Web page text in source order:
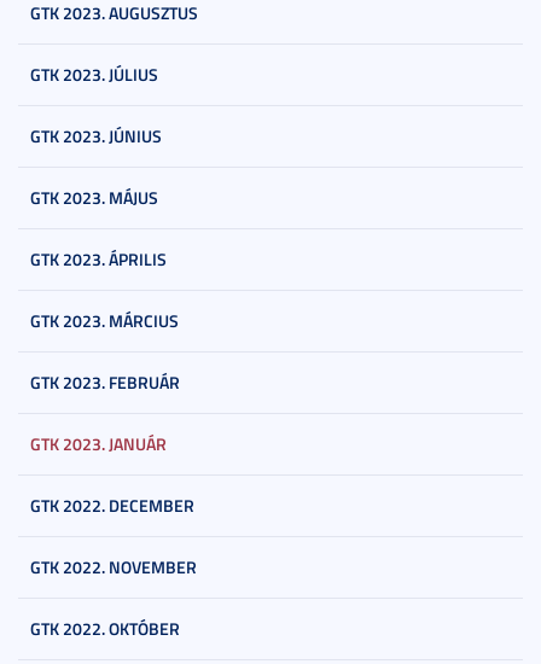
GTK 2023. AUGUSZTUS
GTK 2023. JÚLIUS
GTK 2023. JÚNIUS
GTK 2023. MÁJUS
GTK 2023. ÁPRILIS
GTK 2023. MÁRCIUS
GTK 2023. FEBRUÁR
GTK 2023. JANUÁR
GTK 2022. DECEMBER
GTK 2022. NOVEMBER
GTK 2022. OKTÓBER